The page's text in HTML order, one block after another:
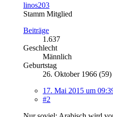
linos203
Stamm Mitglied
Beiträge
1.637
Geschlecht
Männlich
Geburtstag
26. Oktober 1966 (59)
17. Mai 2015 um
#2